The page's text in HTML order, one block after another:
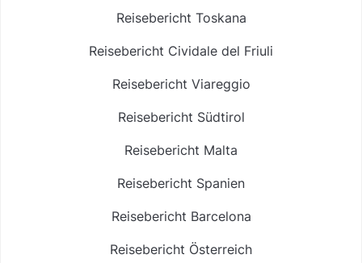
Reisebericht Toskana
Reisebericht Cividale del Friuli
Reisebericht Viareggio
Reisebericht Südtirol
Reisebericht Malta
Reisebericht Spanien
Reisebericht Barcelona
Reisebericht Österreich